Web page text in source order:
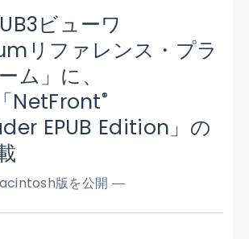
ビューワ
リファレンス・プラ
ム」に、
NetFront®
EPUB Edition」の
版を公開 ―